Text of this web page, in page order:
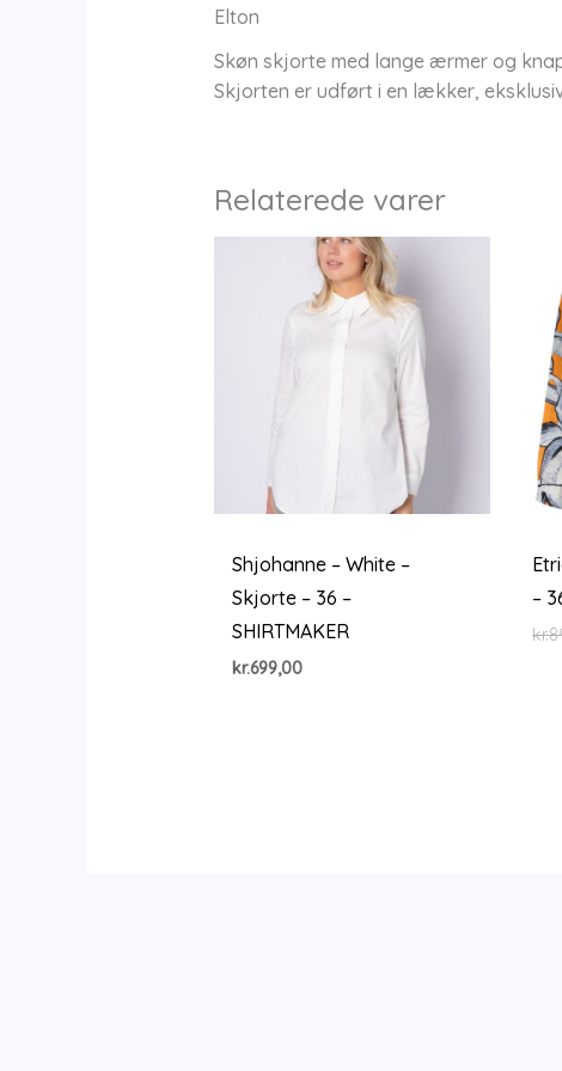
Elton
Skøn skjorte med lange ærmer og
Skjorten er udført i en lækker,
Relaterede varer
Shjohanne – White –
Skjorte – 36 –
SHIRTMAKER
kr.699,00
–
kr.